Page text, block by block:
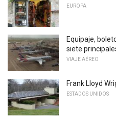
EUROPA
Equipaje,
siete
VIAJE AÉREO
Frank Lloyd
ESTADOS UNIDOS